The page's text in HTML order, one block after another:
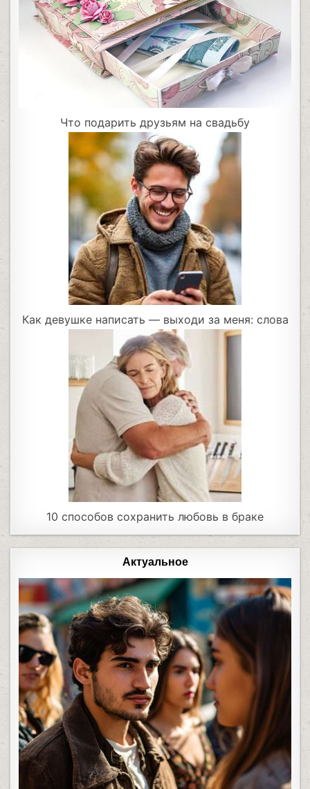
Что подарить друзьям на свадьбу
Как девушке написать — выходи за меня: слова
10 способов сохранить любовь в браке
Актуальное